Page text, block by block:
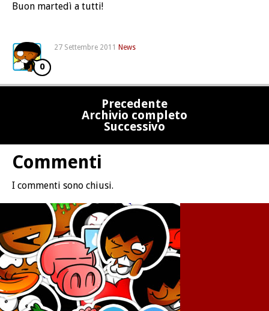
Buon martedì a tutti!
27 Settembre 2011 News
0
Precedente
Archivio completo
Successivo
Commenti
I commenti sono chiusi.